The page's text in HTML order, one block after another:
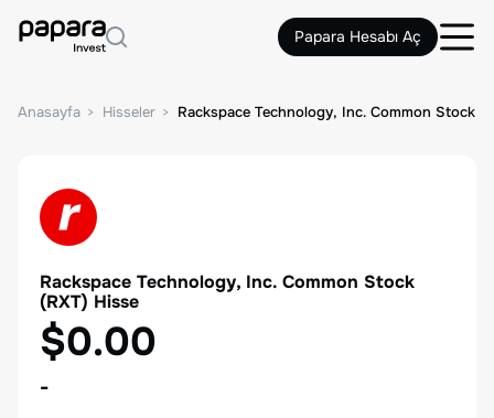
Papara Hesabı Aç
Anasayfa Hisseler Rackspace Technology, Inc. Common Stock
Rackspace Technology, Inc. Common Stock
(RXT) Hisse
$0.00
-